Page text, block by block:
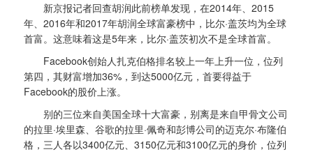
新京报记者回查胡润此前榜单发现，在2014年、2015
年、2016年和2017年胡润全球富豪榜中，比尔·盖茨均为全球
首富。这意味着这是5年来，比尔·盖茨初次不是全球首富。
Facebook创始人扎克伯格排名较上一年上升一位，位列
第四，其财富增加36%，到达5000亿元，首要得益于
Facebook的股价上涨。
别的三位来自美国全球十大富豪，别离是来自甲骨文公司
的拉里·埃里森、谷歌的拉里·佩奇和彭博公司的迈克尔·布隆伯
格，三人各以3400亿元、3150亿元和3100亿元的身价，位列